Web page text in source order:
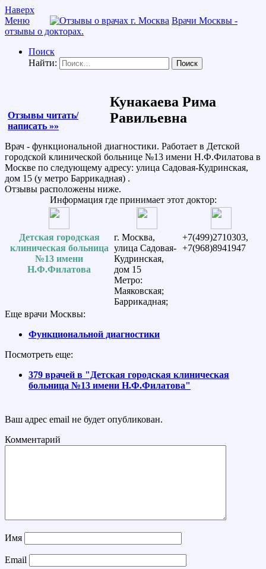
Наверх
Меню
Врачи Москвы -
отзывы о докторах.
Поиск
Найти:
Отзывы читать/
написать »»
Кунакаева Рима
Равильевна
Врач - функциональной диагностики. Работает в Детской
городской клинической больнице №13 имени Н.Ф.Филатова в
Москве по следующему адресу: улица Садовая-Кудринская,
дом 15 (у метро Баррикадная) .
Отзывы расположены ниже.
Информация где принимает этот доктор:
Детская городская
клиническая больница
№13 имени
Н.Ф.Филатова
г. Москва,
улица Садовая-
Кудринская,
дом 15
Метро:
Маяковская;
Баррикадная;
+7(499)2710303,
+7(968)8941947
Еще врачи Москвы:
Функциональной диагностики
Посмотреть еще:
379 врачей в "Детская городская клиническая
больница №13 имени Н.Ф.Филатова"
Ваш адрес email не будет опубликован.
Комментарий
Имя
Email